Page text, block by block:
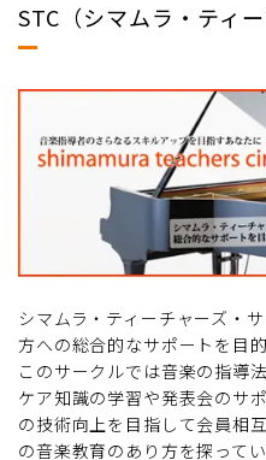
STC（シマムラ・ティ
シマムラ・ティーチャーズ・
方への総合的なサポートを目
このサークルでは音楽の指導
ケア知識の学習や発表会のサ
の技術向上を目指して会員相
の音楽教育のあり方を探ってい